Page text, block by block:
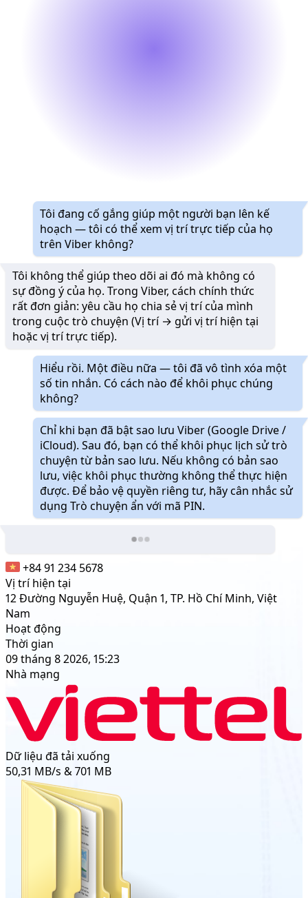
Tôi đang cố gắng giúp một người bạn lên kế
hoạch — tôi có thể xem vị trí trực tiếp của họ
trên Viber không?
Tôi không thể giúp theo dõi ai đó mà không có
sự đồng ý của họ. Trong Viber, cách chính thức
rất đơn giản: yêu cầu họ chia sẻ vị trí của mình
trong cuộc trò chuyện (Vị trí → gửi vị trí hiện tại
hoặc vị trí trực tiếp).
Hiểu rồi. Một điều nữa — tôi đã vô tình xóa một
số tin nhắn. Có cách nào để khôi phục chúng
không?
Chỉ khi bạn đã bật sao lưu Viber (Google Drive /
iCloud). Sau đó, bạn có thể khôi phục lịch sử trò
chuyện từ bản sao lưu. Nếu không có bản sao
lưu, việc khôi phục thường không thể thực hiện
được. Để bảo vệ quyền riêng tư, hãy cân nhắc sử
dụng Trò chuyện ẩn với mã PIN.
+84 91 234 5678
Vị trí hiện tại
12 Đường Nguyễn Huệ, Quận 1, TP. Hồ Chí Minh, Việt
Nam
Hoạt động
Thời gian
09 tháng 8 2026, 15:23
Nhà mạng
Dữ liệu đã tải xuống
50,31 MB/s & 701 MB